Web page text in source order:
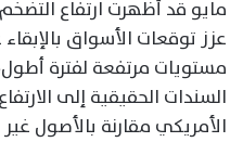
عزز توقعات الأسواق
مستويات مرتفعة لفترة
السندات الحقيقية إلى
الأمريكي مقارنة بالأصول